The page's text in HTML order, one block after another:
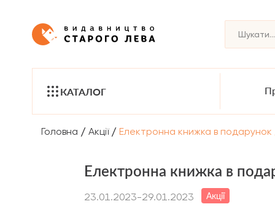
КАТАЛОГ
Головна / Акції / Електронна книжка в подарунок
Електронна книжка в
23.01.2023-29.01.2023 Акції